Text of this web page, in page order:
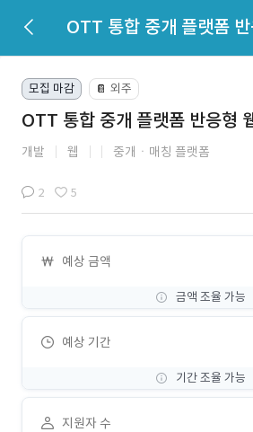
OTT 통합 중개 플랫폼
모집 마감 📔 외주
OTT 통합 중개 플랫폼 반응형
개발 웹 중개ㆍ매칭 플랫폼
2 5
예상 금액
금액 조율 가능
예상 기간
기간 조율 가능
지원자 수